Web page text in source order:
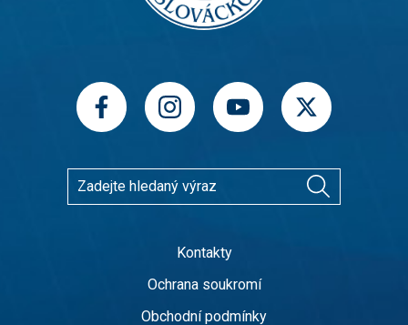
Kontakty
Ochrana soukromí
Obchodní podmínky